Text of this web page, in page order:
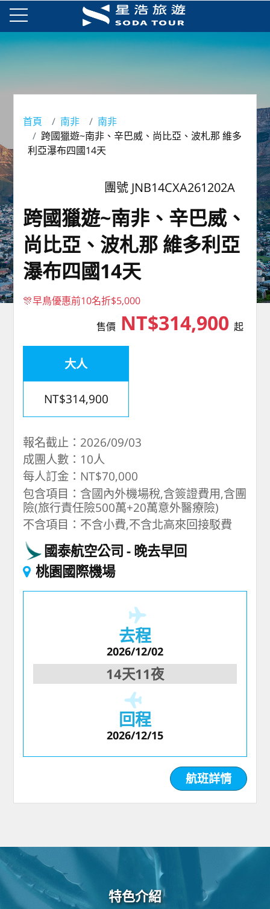
首頁 南非
南非
跨國獵遊~南非、辛巴威、尚比亞、波札那 維多
利亞瀑布四國14天
團號 JNB14CXA261202A
跨國獵遊~南非、辛巴威、
尚比亞、波札那 維多利亞
瀑布四國14天
🎊早鳥優惠前10名折$5,000
售價NT$314,900 起
大人
NT$314,900
報名截止：2026/09/03
成團人數：10人
每人訂金：NT$70,000
包含項目：含國內外機場稅,含簽證費用,含團
險(旅行責任險500萬+20萬意外醫療險)
不含項目：不含小費,不含北高來回接駁費
國泰航空公司
晚去早回
桃園國際機場
去程
2026/12/02
14天11夜
回程
2026/12/15
航班詳情
特色介紹